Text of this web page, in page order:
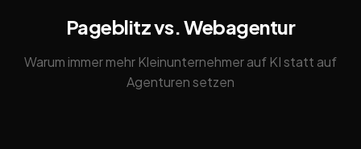
Pageblitz vs. Webagentur
Warum immer mehr Kleinunternehmer auf KI statt auf
Agenturen setzen